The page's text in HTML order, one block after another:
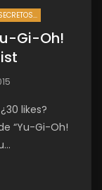
Gi-Oh!
likes?
“Yu-Gi-Oh!